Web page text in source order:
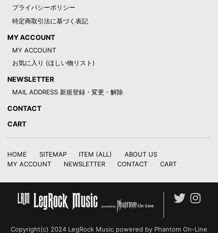
プライバシーポリシー
特定商取引法に基づく表記
MY ACCOUNT
MY ACCOUNT
お気に入り (ほしい物リスト)
NEWSLETTER
MAIL ADDRESS 新規登録・変更・解除
CONTACT
CART
HOME SITEMAP ITEM (ALL)
ABOUT US
MY ACCOUNT
NEWSLETTER CONTACT CART
Copyright(c) 2024 LegRock Music powered by Phantom On-Line